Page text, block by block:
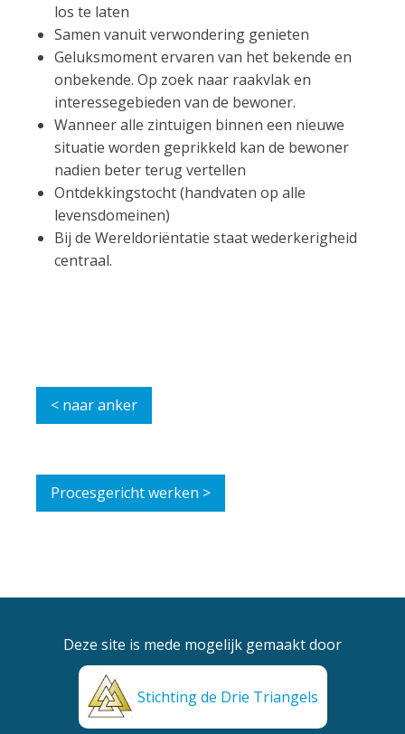
los te laten
Samen vanuit verwondering genieten
Geluksmoment ervaren van het bekende en
onbekende. Op zoek naar raakvlak en
interessegebieden van de bewoner.
Wanneer alle zintuigen binnen een nieuwe
situatie worden geprikkeld kan de bewoner
nadien beter terug vertellen
Ontdekkingstocht (handvaten op alle
levensdomeinen)
Bij de Wereldoriëntatie staat wederkerigheid
centraal.
< naar anker
Procesgericht werken >
Deze site is mede mogelijk gemaakt door
Stichting de Drie Triangels